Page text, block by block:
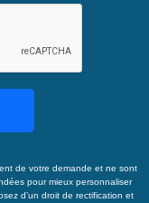
de votre demande et ne sont
pour mieux personnaliser
d’un droit de rectification et